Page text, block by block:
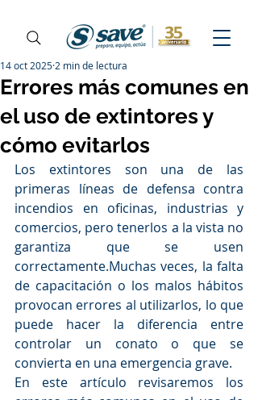
Errores más comunes en
el uso de extintores y
cómo evitarlos
14 oct 2025 2 min de lectura
Los extintores son una de las
primeras líneas de defensa contra
incendios en oficinas, industrias y
comercios, pero tenerlos a la vista no
garantiza que se usen
correctamente.Muchas veces, la falta
de capacitación o los malos hábitos
provocan errores al utilizarlos, lo que
puede hacer la diferencia entre
controlar un conato o que se
convierta en una emergencia grave.
En este artículo revisaremos los